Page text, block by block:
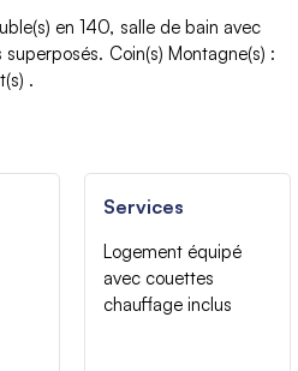
en 140 salle de bain avec
superposés Coin(s) Montagne(s) :
Services
Logement équipé
avec couettes
chauffage inclus